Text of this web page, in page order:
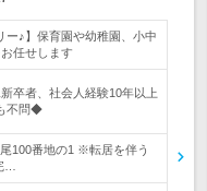
ー♪】保育園や幼稚園、小中
任せします
卒者、社会人経験10年以上
不問◆
100番地の1 ※転居を伴う
…